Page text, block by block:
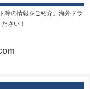
等の情報をご紹介。海外ドラ
さい！